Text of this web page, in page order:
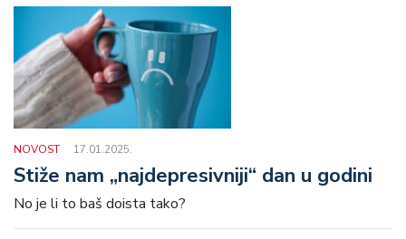
NOVOST 17.01.2025.
Stiže nam „najdepresivniji“ dan u godini
No je li to baš doista tako?